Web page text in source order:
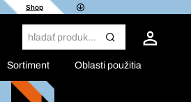
Shop
Sortiment Oblasti použitia